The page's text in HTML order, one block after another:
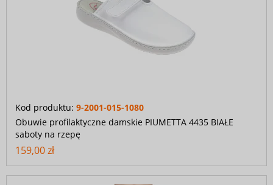
Kod produktu: 9-2001-015-1080
Obuwie profilaktyczne damskie PIUMETTA 4435 BIAŁE
saboty na rzepę
159,00 zł